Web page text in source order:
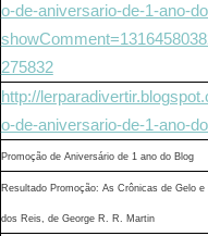
o-de-aniversario-de-1-ano-
275832
http://
o-de-aniversario-de-1-ano-
Promoção de Aniversário de 1 ano do Blog
Resultado Promoção: As Crônicas de Gelo
dos Reis, de George R. R. Martin